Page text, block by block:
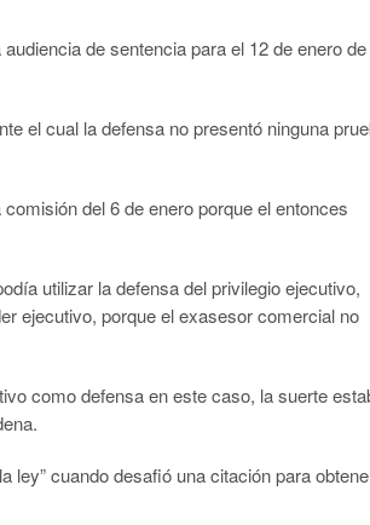
de sentencia para el 12 de enero de
el cual la defensa no presentó ninguna
del 6 de enero porque el entonces
utilizar la defensa del privilegio ejecutivo,
ejecutivo, porque el exasesor comercial no
como defensa en este caso, la suerte
ley” cuando desafió una citación para